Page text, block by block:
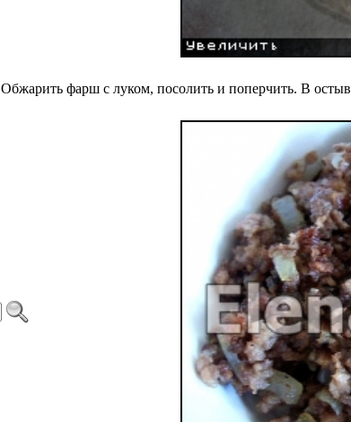
Обжарить фарш с луком, посолить и поперчить. В